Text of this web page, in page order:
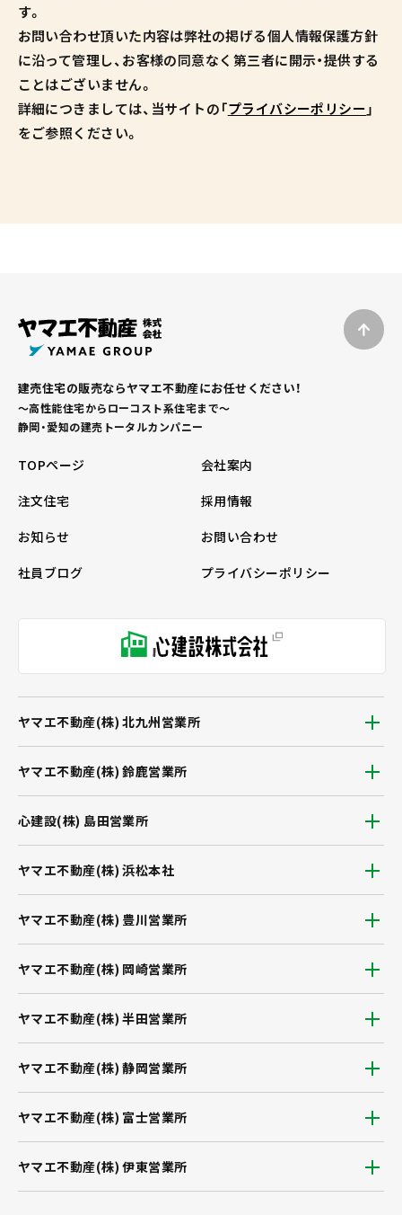
す。
お問い合わせ頂いた内容は弊社の掲げる個人情報保護方針
に沿って管理し、お客様の同意なく第三者に開示・提供する
ことはございません。
詳細につきましては、当サイトの「プライバシーポリシー」
をご参照ください。
建売住宅の販売ならヤマエ不動産にお任せください！
～高性能住宅からローコスト系住宅まで～
静岡・愛知の建売トータルカンパニー
TOPページ
会社案内
注文住宅
採用情報
お知らせ
お問い合わせ
社員ブログ
プライバシーポリシー
ヤマエ不動産(株) 浜松本社
ヤマエ不動産(株) 静岡営業所
ヤマエ不動産(株) 豊川営業所
ヤマエ不動産(株) 富士営業所
ヤマエ不動産(株) 岡崎営業所
ヤマエ不動産(株) 伊東営業所
ヤマエ不動産(株) 半田営業所
ヤマエ不動産(株) 北九州営業所
ヤマエ不動産(株) 鈴鹿営業所
心建設(株) 島田営業所